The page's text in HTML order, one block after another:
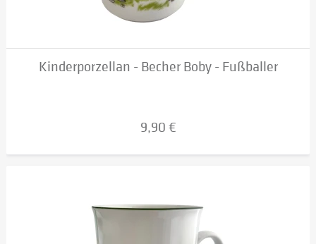
Kinderporzellan - Becher Boby - Fußballer
9,90 €